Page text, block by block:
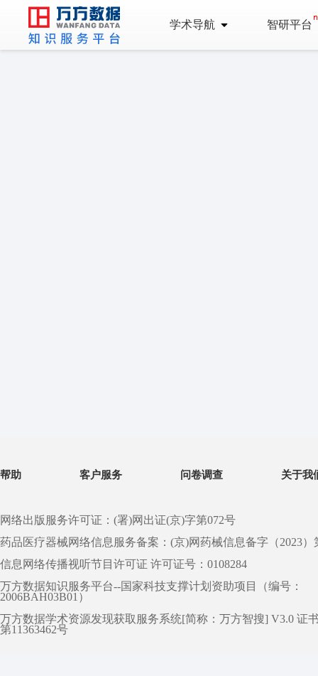
学术导航 智研平台
帮助 客户服务 问卷调查 关于我
网络出版服务许可证：(署)网出证(京)字第072号
药品医疗器械网络信息服务备案：(京)网药械信息备字（2023）
信息网络传播视听节目许可证 许可证号：0108284
万方数据知识服务平台--国家科技支撑计划资助项目（编号：
2006BAH03B01）
万方数据学术资源发现获取服务系统[简称：万方智搜] V3.0 证
第11363462号